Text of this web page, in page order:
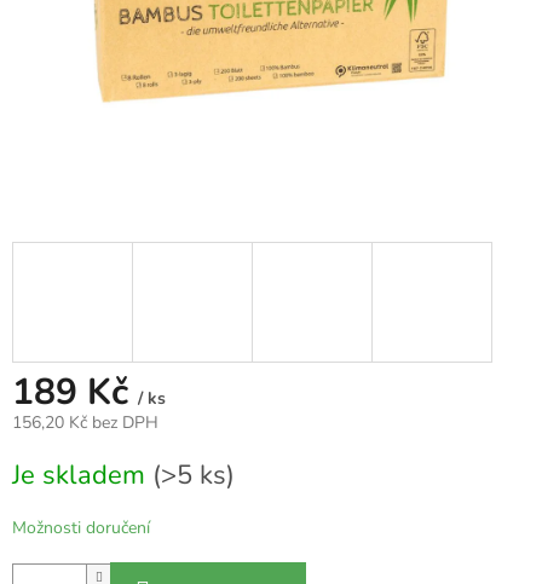
189 Kč / ks
156,20 Kč bez DPH
cena:
Je skladem (>5 ks)
Možnosti doručení